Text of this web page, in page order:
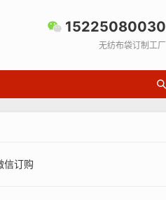
15225080030
无纺布袋订制工厂
信订购